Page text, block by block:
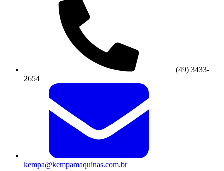
(49) 3433-
2654
kempa@kempamaquinas.com.br